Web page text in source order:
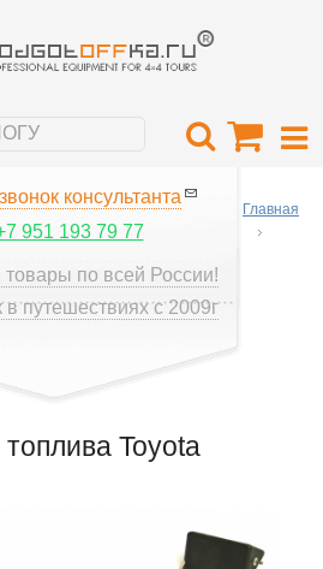
консультанта
951 193 79 77
по всей России!
путешествиях с 2009г
Главная
Toyota